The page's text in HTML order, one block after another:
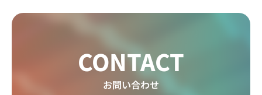
CONTACT
お問い合わせ